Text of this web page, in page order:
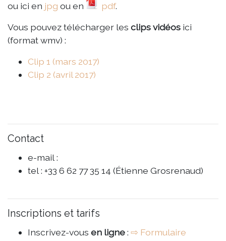
ou ici en jpg ou en pdf.
Vous pouvez télécharger les clips vidéos ici
(format wmv) :
Clip 1 (mars 2017)
Clip 2 (avril 2017)
Contact
e-mail :
tel : +33 6 62 77 35 14 (Étienne Grosrenaud)
Inscriptions et tarifs
Inscrivez-vous en ligne: ⇨ Formulaire